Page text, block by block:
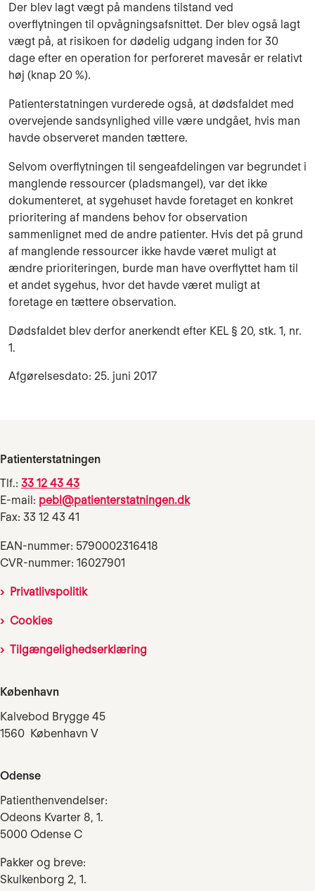
Der blev lagt vægt på mandens tilstand ved
overflytningen til opvågningsafsnittet. Der blev også lagt
vægt på, at risikoen for dødelig udgang inden for 30
dage efter en operation for perforeret mavesår er relativt
høj (knap 20 %).
Patienterstatningen vurderede også, at dødsfaldet med
overvejende sandsynlighed ville være undgået, hvis man
havde observeret manden tættere.
Selvom overflytningen til sengeafdelingen var begrundet i
manglende ressourcer (pladsmangel), var det ikke
dokumenteret, at sygehuset havde foretaget en konkret
prioritering af mandens behov for observation
sammenlignet med de andre patienter. Hvis det på grund
af manglende ressourcer ikke havde været muligt at
ændre prioriteringen, burde man have overflyttet ham til
et andet sygehus, hvor det havde været muligt at
foretage en tættere observation.
Dødsfaldet blev derfor anerkendt efter KEL § 20, stk. 1, nr.
1.
Afgørelsesdato: 25. juni 2017
Patienterstatningen
Tlf.: 33 12 43 43
E-mail: pebl@patienterstatningen.dk
Fax: 33 12 43 41
EAN-nummer: 5790002316418
CVR-nummer: 16027901
Privatlivspolitik
Cookies
Tilgængelighedserklæring
København
Kalvebod Brygge 45
1560 København V
Odense
Patienthenvendelser:
Odeons Kvarter 8, 1.
5000 Odense C
Pakker og breve:
Skulkenborg 2, 1.